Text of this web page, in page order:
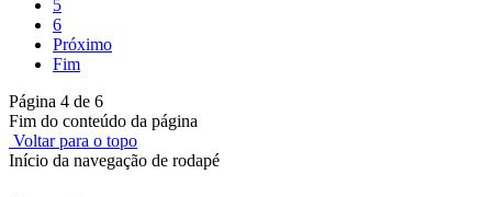
5
6
Próximo
Fim
Página 4 de 6
Fim do conteúdo da página
Voltar para o topo
Início da navegação de rodapé